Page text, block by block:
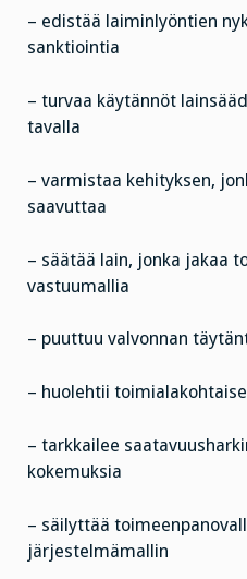
– edistää laiminlyöntien
sanktiointia
– turvaa käytännöt
tavalla
– varmistaa kehityksen,
saavuttaa
– säätää lain, jonka jakaa
vastuumallia
– puuttuu valvonnan
– huolehtii
– tarkkailee
kokemuksia
– säilyttää
järjestelmämallin